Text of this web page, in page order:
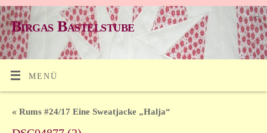
Birgas Bastelstube
MENÜ
« Rums #24/17 Eine Sweatjacke „Halja“